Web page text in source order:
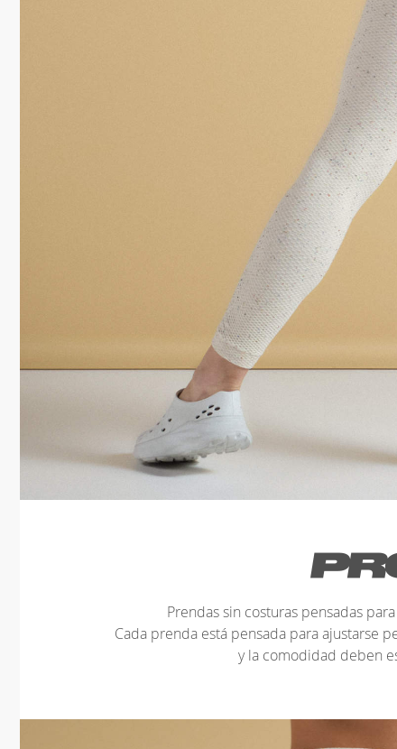
Prendas sin costuras pensadas
Cada prenda está pensada para ajustarse
y la comodidad deben